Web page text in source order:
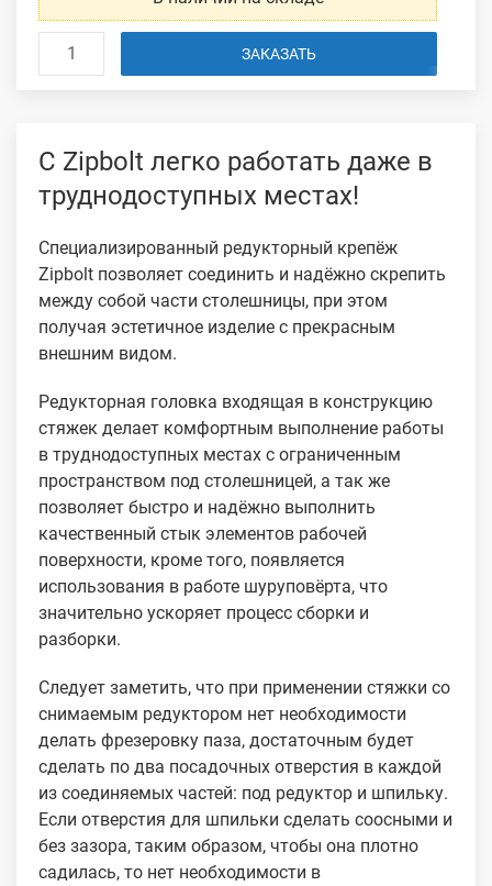
ЗАКАЗАТЬ
C Zipbolt легко работать даже в
труднодоступных местах!
Специализированный редукторный крепёж
Zipbolt позволяет соединить и надёжно скрепить
между собой части столешницы, при этом
получая эстетичное изделие с прекрасным
внешним видом.
Редукторная головка входящая в конструкцию
стяжек делает комфортным выполнение работы
в труднодоступных местах с ограниченным
пространством под столешницей, а так же
позволяет быстро и надёжно выполнить
качественный стык элементов рабочей
поверхности, кроме того, появляется
использования в работе шуруповёрта, что
значительно ускоряет процесс сборки и
разборки.
Следует заметить, что при применении стяжки со
снимаемым редуктором нет необходимости
делать фрезеровку паза, достаточным будет
сделать по два посадочных отверстия в каждой
из соединяемых частей: под редуктор и шпильку.
Если отверстия для шпильки сделать соосными и
без зазора, таким образом, чтобы она плотно
садилась, то нет необходимости в